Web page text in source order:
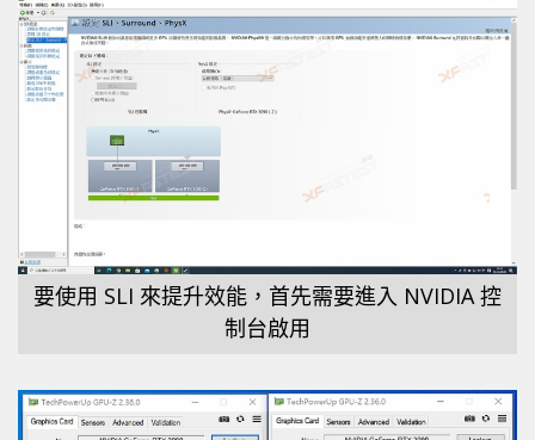
要使用 SLI 來提升效能，首先需要進入 NVIDIA 控
制台啟用